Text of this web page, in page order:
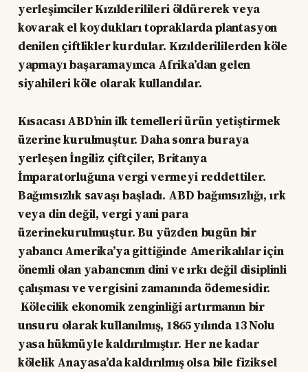
yerleşimciler Kızılderilileri öldürerek veya
kovarak el koydukları topraklarda plantasyon
denilen çiftlikler kurdular. Kızılderililerden köle
yapmayı başaramayınca Afrika’dan gelen
siyahileri köle olarak kullandılar.
Kısacası ABD’nin ilk temelleri ürün yetiştirmek
üzerine kurulmuştur. Daha sonra buraya
yerleşen İngiliz çiftçiler, Britanya
İmparatorluğuna vergi vermeyi reddettiler.
Bağımsızlık savaşı başladı. ABD bağımsızlığı, ırk
veya din değil, vergi yani para
üzerinekurulmuştur. Bu yüzden bugün bir
yabancı Amerika’ya gittiğinde Amerikalılar için
önemli olan yabancının dini ve ırkı değil disiplinli
çalışması ve vergisini zamanında ödemesidir.
Kölecilik ekonomik zenginliği artırmanın bir
unsuru olarak kullanılmış, 1865 yılında 13 Nolu
yasa hükmüyle kaldırılmıştır. Her ne kadar
kölelik Anayasa’da kaldırılmış olsa bile fiziksel